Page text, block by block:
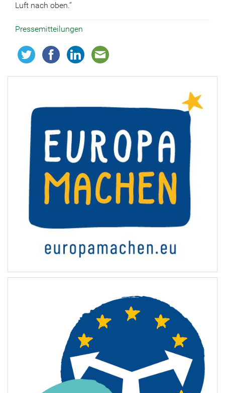
Luft nach oben.“
Pressemitteilungen